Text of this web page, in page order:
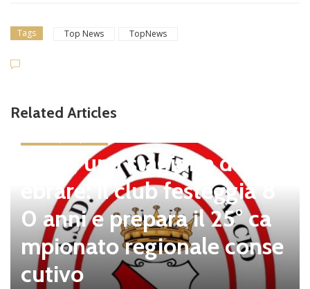
Tags Top News TopNews
Related Articles
Tolfa, una stagione da cel
ebrare: il club festeggia 8
0 anni e prepara il 25° ca
mpionato regionale conse
cutivo